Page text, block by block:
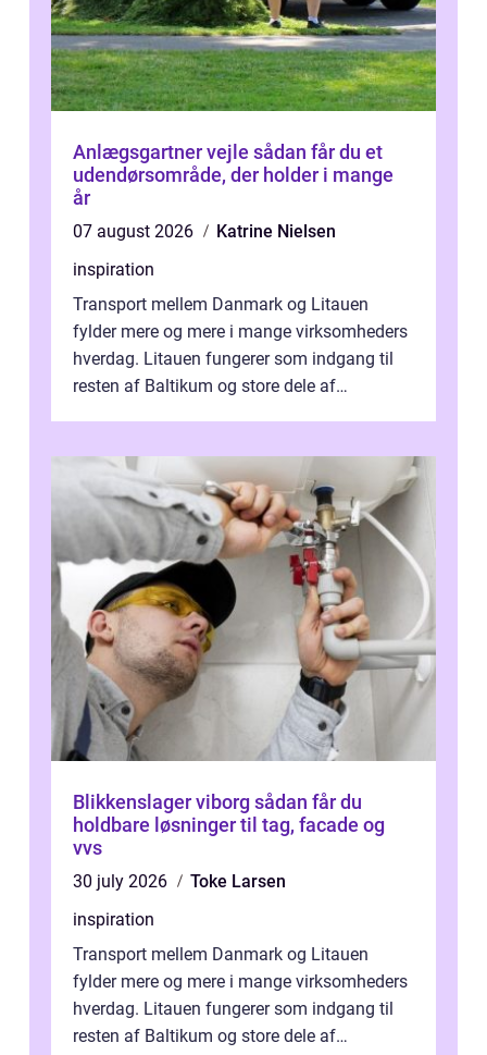
Anlægsgartner vejle sådan får du et
udendørsområde, der holder i mange
år
07 august 2026
Katrine Nielsen
inspiration
Transport mellem Danmark og Litauen
fylder mere og mere i mange virksomheders
hverdag. Litauen fungerer som indgang til
resten af Baltikum og store dele af
Blikkenslager viborg sådan får du
holdbare løsninger til tag, facade og
vvs
30 july 2026
Toke Larsen
inspiration
Transport mellem Danmark og Litauen
fylder mere og mere i mange virksomheders
hverdag. Litauen fungerer som indgang til
resten af Baltikum og store dele af